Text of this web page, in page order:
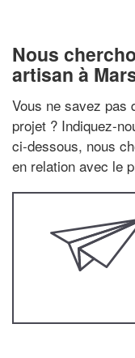
Nous
artisan à
Vous ne savez pas
projet ? Indiquez-
ci-dessous, nous
en relation avec le